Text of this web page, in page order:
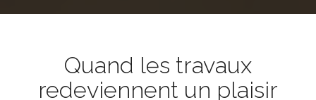
Quand les travaux
redeviennent un plaisir